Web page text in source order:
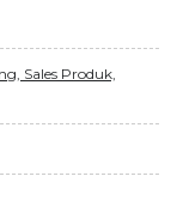
Sales Produk,